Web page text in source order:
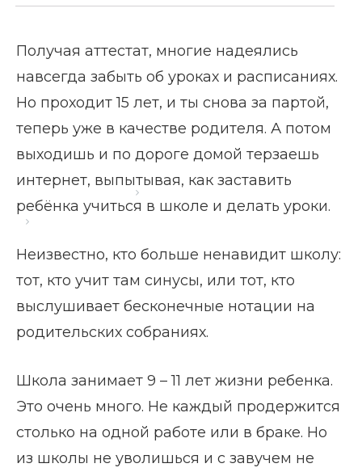
Главная страница
Получая аттестат, многие надеялись
навсегда забыть об уроках и расписаниях.
Но проходит 15 лет, и ты снова за партой,
теперь уже в качестве родителя. А потом
выходишь и по дороге домой терзаешь
интернет, выпытывая, как заставить
ребёнка учиться в школе и делать уроки.
Неизвестно, кто больше ненавидит школу:
тот, кто учит там синусы, или тот, кто
выслушивает бесконечные нотации на
родительских собраниях.
Школа занимает 9 – 11 лет жизни ребенка.
Это очень много. Не каждый продержится
столько на одной работе или в браке. Но
из школы не уволишься и с завучем не